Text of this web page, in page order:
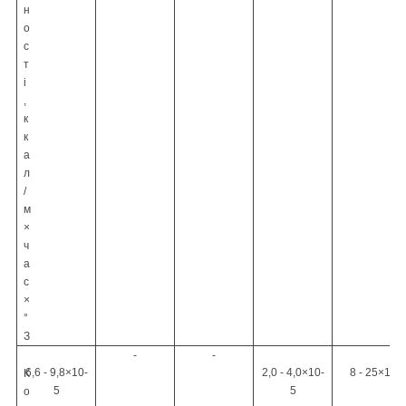
н
о
с
т
і
к
к
а
л
/
м
×
ч
а
с
×
°
З
К
о
6,6 - 9,8×10-
5
-
-
2,0 - 4,0×10-
5
8 - 25×10